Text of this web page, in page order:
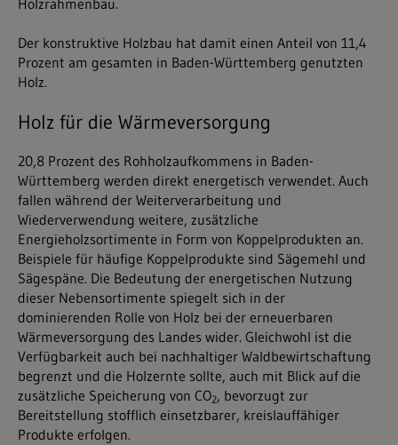
Holzrahmenbau.
Der konstruktive Holzbau hat damit einen Anteil von 11,4
Prozent am gesamten in Baden-Württemberg genutzten
Holz.
Holz für die Wärmeversorgung
20,8 Prozent des Rohholzaufkommens in Baden-
Württemberg werden direkt energetisch verwendet. Auch
fallen während der Weiterverarbeitung und
Wiederverwendung weitere, zusätzliche
Energieholzsortimente in Form von Koppelprodukten an.
Beispiele für häufige Koppelprodukte sind Sägemehl und
Sägespäne. Die Bedeutung der energetischen Nutzung
dieser Nebensortimente spiegelt sich in der
dominierenden Rolle von Holz bei der erneuerbaren
Wärmeversorgung des Landes wider. Gleichwohl ist die
Verfügbarkeit auch bei nachhaltiger Waldbewirtschaftung
begrenzt und die Holzernte sollte, auch mit Blick auf die
zusätzliche Speicherung von CO2, bevorzugt zur
Bereitstellung stofflich einsetzbarer, kreislauffähiger
Produkte erfolgen.